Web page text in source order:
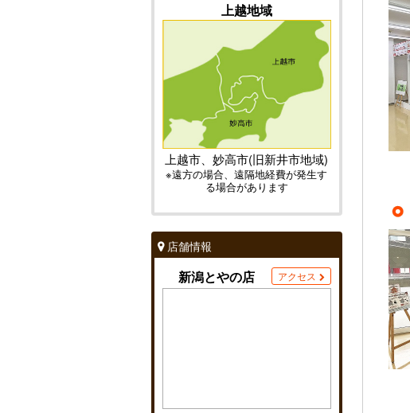
上越地域
上越市、妙高市(旧新井市地域)
※遠方の場合、遠隔地経費が発生す
る場合があります
店舗情報
新潟とやの店 アクセス